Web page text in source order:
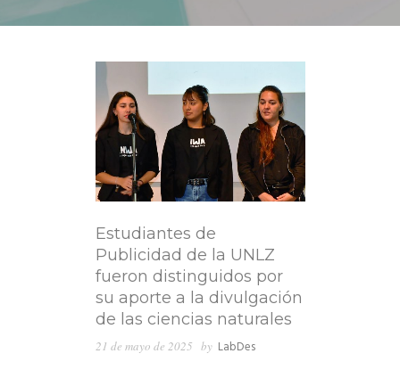
Estudiantes de
Publicidad de la UNLZ
fueron distinguidos por
su aporte a la divulgación
de las ciencias naturales
21 de mayo de 2025 by LabDes